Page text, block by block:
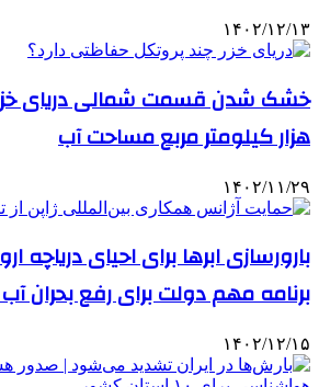
۱۴۰۲/۱۲/۱۳
هزار کیلومتر مربع مساحت آب
۱۴۰۲/۱۱/۲۹
برنامه مهم دولت برای رفع بحران
۱۴۰۲/۱۲/۱۵